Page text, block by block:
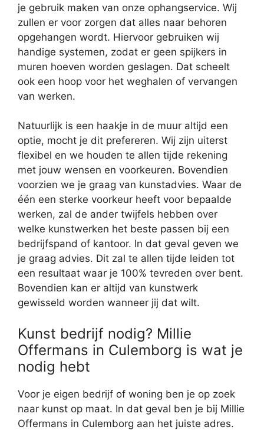
je gebruik maken van onze ophangservice. Wij
zullen er voor zorgen dat alles naar behoren
opgehangen wordt. Hiervoor gebruiken wij
handige systemen, zodat er geen spijkers in
muren hoeven worden geslagen. Dat scheelt
ook een hoop voor het weghalen of vervangen
van werken.
Natuurlijk is een haakje in de muur altijd een
optie, mocht je dit prefereren. Wij zijn uiterst
flexibel en we houden te allen tijde rekening
met jouw wensen en voorkeuren. Bovendien
voorzien we je graag van kunstadvies. Waar de
één een sterke voorkeur heeft voor bepaalde
werken, zal de ander twijfels hebben over
welke kunstwerken het beste passen bij een
bedrijfspand of kantoor. In dat geval geven we
je graag advies. Dit zal te allen tijde leiden tot
een resultaat waar je 100% tevreden over bent.
Bovendien kan er altijd van kunstwerk
gewisseld worden wanneer jij dat wilt.
Kunst bedrijf nodig? Millie
Offermans in Culemborg is wat je
nodig hebt
Voor je eigen bedrijf of woning ben je op zoek
naar kunst op maat. In dat geval ben je bij Millie
Offermans in Culemborg aan het juiste adres.